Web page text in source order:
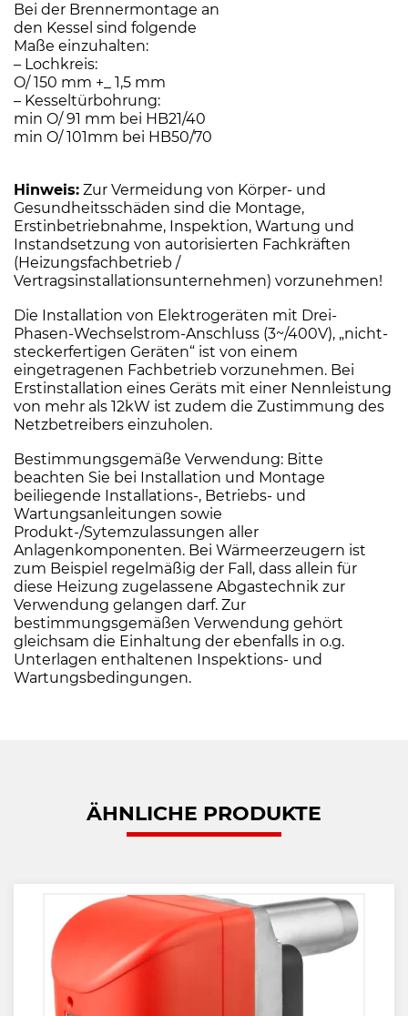
Bei der Brennermontage an
den Kessel sind folgende
Maße einzuhalten:
– Lochkreis:
O/ 150 mm +_ 1,5 mm
– Kesseltürbohrung:
min O/ 91 mm bei HB21/40
min O/ 101mm bei HB50/70
Hinweis: Zur Vermeidung von Körper- und
Gesundheitsschäden sind die Montage,
Erstinbetriebnahme, Inspektion, Wartung und
Instandsetzung von autorisierten Fachkräften
(Heizungsfachbetrieb /
Vertragsinstallationsunternehmen) vorzunehmen!
Die Installation von Elektrogeräten mit Drei-
Phasen-Wechselstrom-Anschluss (3~/400V), „nicht-
steckerfertigen Geräten“ ist von einem
eingetragenen Fachbetrieb vorzunehmen. Bei
Erstinstallation eines Geräts mit einer Nennleistung
von mehr als 12kW ist zudem die Zustimmung des
Netzbetreibers einzuholen.
Bestimmungsgemäße Verwendung: Bitte
beachten Sie bei Installation und Montage
beiliegende Installations-, Betriebs- und
Wartungsanleitungen sowie
Produkt-/Sytemzulassungen aller
Anlagenkomponenten. Bei Wärmeerzeugern ist
zum Beispiel regelmäßig der Fall, dass allein für
diese Heizung zugelassene Abgastechnik zur
Verwendung gelangen darf. Zur
bestimmungsgemäßen Verwendung gehört
gleichsam die Einhaltung der ebenfalls in o.g.
Unterlagen enthaltenen Inspektions- und
Wartungsbedingungen.
ÄHNLICHE PRODUKTE